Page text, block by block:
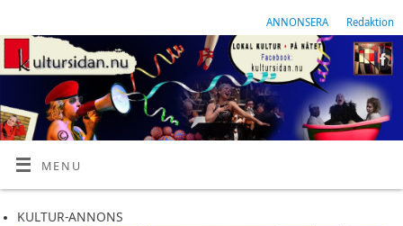
ANNONSERA Redaktion
MENU
KULTUR-ANNONS